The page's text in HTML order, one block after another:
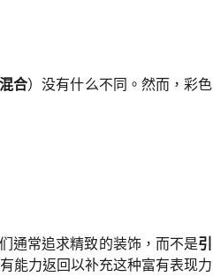
合）没有什么不同。然而，彩色
通常追求精致的装饰，而不是引
能力返回以补充这种富有表现力